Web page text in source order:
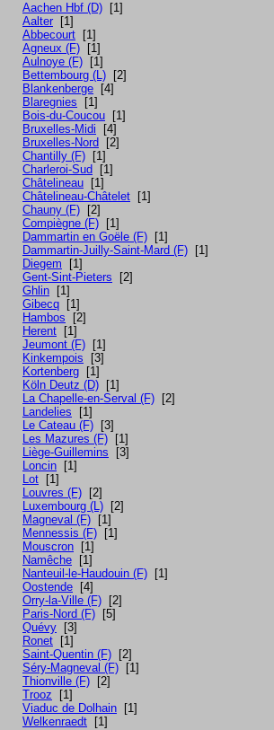
Aachen Hbf (D) [1]
Aalter [1]
Abbecourt [1]
Agneux (F) [1]
Aulnoye (F) [1]
Bettembourg (L) [2]
Blankenberge [4]
Blaregnies [1]
Bois-du-Coucou [1]
Bruxelles-Midi [4]
Bruxelles-Nord [2]
Chantilly (F) [1]
Charleroi-Sud [1]
Châtelineau [1]
Châtelineau-Châtelet [1]
Chauny (F) [2]
Compiègne (F) [1]
Dammartin en Goële (F) [1]
Dammartin-Juilly-Saint-Mard (F) [1]
Diegem [1]
Gent-Sint-Pieters [2]
Ghlin [1]
Gibecq [1]
Hambos [2]
Herent [1]
Jeumont (F) [1]
Kinkempois [3]
Kortenberg [1]
Köln Deutz (D) [1]
La Chapelle-en-Serval (F) [2]
Landelies [1]
Le Cateau (F) [3]
Les Mazures (F) [1]
Liège-Guillemins [3]
Loncin [1]
Lot [1]
Louvres (F) [2]
Luxembourg (L) [2]
Magneval (F) [1]
Mennessis (F) [1]
Mouscron [1]
Namêche [1]
Nanteuil-le-Haudouin (F) [1]
Oostende [4]
Orry-la-Ville (F) [2]
Paris-Nord (F) [5]
Quévy [3]
Ronet [1]
Saint-Quentin (F) [2]
Séry-Magneval (F) [1]
Thionville (F) [2]
Trooz [1]
Viaduc de Dolhain [1]
Welkenraedt [1]